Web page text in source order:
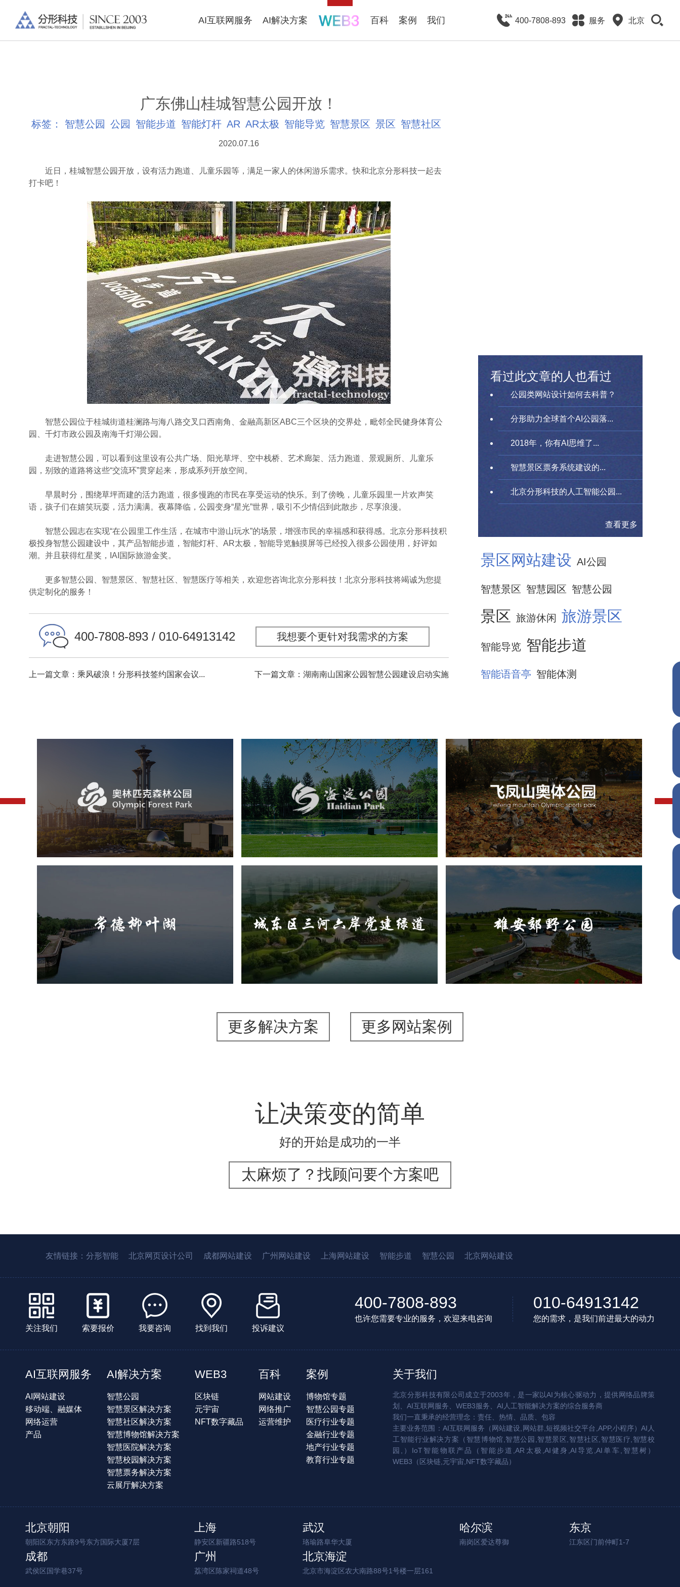
AI互联网服务 AI解决方案 百科 案例 我们 400-7808-893 服务 北京
广东佛山桂城智慧公园开放！
标签： 智慧公园 公园 智能步道 智能灯杆 AR AR太极 智能导览 智慧景区 景区 智慧社区
2020.07.16
近日，桂城智慧公园开放，设有活力跑道、儿童乐园等，满足一家人的休闲游乐需求。快和北京分形科技一起去
打卡吧！
智慧公园位于桂城街道桂澜路与海八路交叉口西南角、金融高新区ABC三个区块的交界处，毗邻全民健身体育公
园、千灯市政公园及南海千灯湖公园。
走进智慧公园，可以看到这里设有公共广场、阳光草坪、空中栈桥、艺术廊架、活力跑道、景观厕所、儿童乐
园，别致的道路将这些“交流环”贯穿起来，形成系列开放空间。
早晨时分，围绕草坪而建的活力跑道，很多慢跑的市民在享受运动的快乐。到了傍晚，儿童乐园里一片欢声笑
语，孩子们在嬉笑玩耍，活力满满。夜幕降临，公园变身“星光”世界，吸引不少情侣到此散步，尽享浪漫。
智慧公园志在实现“在公园里工作生活，在城市中游山玩水”的场景，增强市民的幸福感和获得感。北京分形科技积
极投身智慧公园建设中，其产品智能步道，智能灯杆、AR太极，智能导览触摸屏等已经投入很多公园使用，好评如
潮。并且获得红星奖，IAI国际旅游金奖。
更多智慧公园、智慧景区、智慧社区、智慧医疗等相关，欢迎您咨询北京分形科技！北京分形科技将竭诚为您提
供定制化的服务！
400-7808-893 / 010-64913142 我想要个更针对我需求的方案
上一篇文章：乘风破浪！分形科技签约国家会议... 下一篇文章：湖南南山国家公园智慧公园建设启动实施
看过此文章的人也看过
公园类网站设计如何去科普？
分形助力全球首个AI公园落...
2018年，你有AI思维了...
智慧景区票务系统建设的...
北京分形科技的人工智能公园...
查看更多
景区网站建设 AI公园
智慧景区 智慧园区 智慧公园
景区 旅游休闲 旅游景区
智能导览 智能步道
智能语音亭 智能体测
奥体森林公园
旅游休闲 公园 AI人工智能
智慧公园
智慧体育公园
智能步道 智能大数据平台
海淀公园
旅游休闲 公园 AI人工智能
智慧公园
智能步道
智能大数据平台
AR太极
智能语音亭
飞凤山奥体公园
旅游休闲 公园 AI人工智能
智慧公园
智慧体育公园
智能步道
智能大数据平台
AR太极
智能体测
旅游休闲
城东区三河六岸党建绿道
旅游休闲 公园 AI人工智能
智慧公园
智能步道
AR太极 智能大数据平台
旅游休闲 公园 AI人工智能
智慧公园
智能灯杆
智能照明系统 智能垃圾桶
更多解决方案 更多网站案例
让决策变的简单
好的开始是成功的一半
太麻烦了？找顾问要个方案吧
友情链接： 分形智能 北京网页设计公司 成都网站建设 广州网站建设 上海网站建设 智能步道 智慧公园 北京网站建设
关注我们 索要报价 我要咨询 找到我们 投诉建议
400-7808-893
也许您需要专业的服务，欢迎来电咨询
010-64913142
您的需求，是我们前进最大的动力
AI互联网服务
AI网站建设
移动端、融媒体
网络运营
产品
AI解决方案
智慧公园
智慧景区解决方案
智慧社区解决方案
智慧博物馆解决方案
智慧医院解决方案
智慧校园解决方案
智慧票务解决方案
云展厅解决方案
WEB3
区块链
元宇宙
NFT数字藏品
百科
网站建设
网络推广
运营维护
案例
博物馆专题
智慧公园专题
医疗行业专题
金融行业专题
地产行业专题
教育行业专题
关于我们
北京分形科技有限公司成立于2003年，是一家以AI为核心驱动力，提供网络品牌策
划、AI互联网服务、WEB3服务、AI人工智能解决方案的综合服务商
我们一直秉承的经营理念：责任、热情、品质、包容
主要业务范围：AI互联网服务（网站建设,网站群,短视频社交平台,APP,小程序）AI人
工智能行业解决方案（智慧博物馆,智慧公园,智慧景区,智慧社区,智慧医疗,智慧校
园,）IoT智能物联产品（智能步道,AR太极,AI健身,AI导览,AI单车,智慧树）
WEB3（区块链,元宇宙,NFT数字藏品）
北京朝阳
朝阳区东方东路9号东方国际大厦7层
上海
静安区新疆路518号
武汉
珞瑜路阜华大厦
哈尔滨
南岗区爱达尊御
东京
江东区门前仲町1-7
成都
武侯区国学巷37号
广州
荔湾区陈家祠道48号
北京海淀
北京市海淀区农大南路88号1号楼一层161